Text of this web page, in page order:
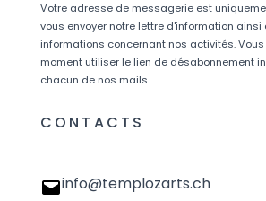
Votre adresse de messagerie est
vous envoyer notre lettre d'information ainsi
informations concernant nos activités.
moment utiliser le lien de désabonnement
chacun de nos mails.
CONTACTS
info@templozarts.ch